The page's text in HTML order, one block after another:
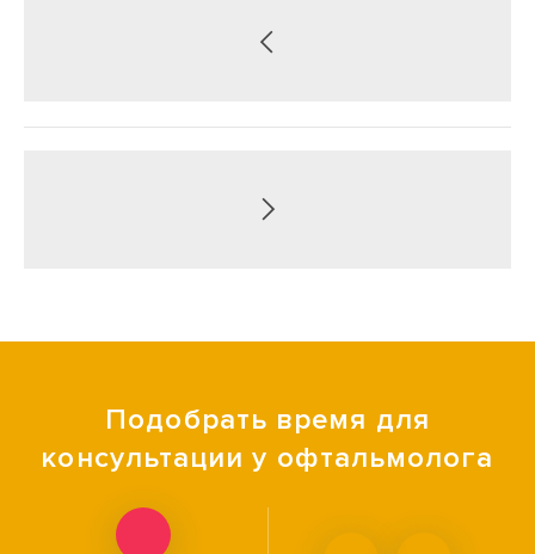
Подобрать время для
консультации у офтальмолога